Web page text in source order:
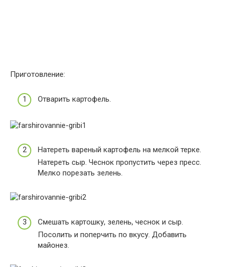
Приготовление:
Отварить картофель.
Натереть вареный картофель на мелкой терке.
Натереть сыр. Чеснок пропустить через пресс.
Мелко порезать зелень.
Смешать картошку, зелень, чеснок и сыр.
Посолить и поперчить по вкусу. Добавить
майонез.